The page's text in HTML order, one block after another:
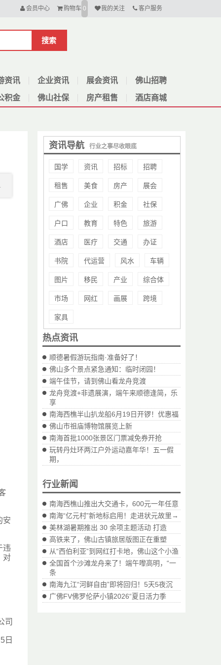
会员中心 购物车 0 我的关注 客户服务
搜索
资讯 企业资讯 展会资讯 佛山招聘
积金 佛山社保 房产租售 酒店商城
资讯导航 行业之事尽收眼底
国学 资讯 招标 招聘
租售 美食 房产 展会
广佛 企业 积金 社保
户口 教育 特色 旅游
酒店 医疗 交通 办证
书院 代运营 风水 车辆
图片 移民 产业 综合体
市场 网红 画展 跨境
家具
热点资讯
顺德暑假游玩指南·准备好了！
佛山多个景点紧急通知：临时闭园！
端午佳节，请到佛山看龙舟竞渡
龙舟竞渡+非遗展演，端午来顺德逢简，乐
享
南海西樵半山扒龙船6月19日开锣！优惠福
佛山市祖庙博物馆展览上新
南海首批1000张景区门票减免券开抢
玩转丹灶环两江户外运动嘉年华！五一假
期，
行业新闻
南海西樵山推出大交通卡，600元一年任意
南海“亿元村”新地标启用！走进状元故里→
美林湖暑期推出 30 余项主题活动 打造
高铁来了，佛山古镇旅居版图正在重塑
从“西伯利亚”到网红打卡地，佛山这个小渔
全国首个沙滩龙舟来了！端午嚟高明，“一
条
南海九江“河鲜自由”即将回归！5天5夜沉
广佛FV佛罗伦萨小镇2026“夏日活力季
安
违
对
司
日